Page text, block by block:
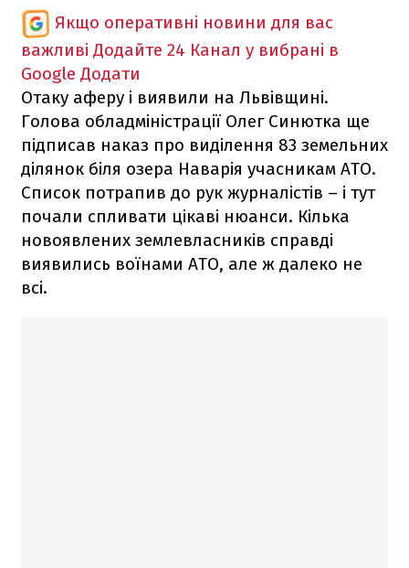
Якщо оперативні новини для вас
важливі Додайте 24 Канал у вибрані в
Google Додати
Отаку аферу і виявили на Львівщині.
Голова обладміністрації Олег Синютка ще
підписав наказ про виділення 83 земельних
ділянок біля озера Наварія учасникам АТО.
Список потрапив до рук журналістів – і тут
почали спливати цікаві нюанси. Кілька
новоявлених землевласників справді
виявились воїнами АТО, але ж далеко не
всі.